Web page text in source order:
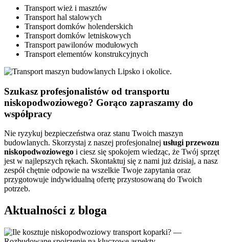
Transport wież i masztów
Transport hal stalowych
Transport domków holenderskich
Transport domków letniskowych
Transport pawilonów modułowych
Transport elementów konstrukcyjnych
Szukasz profesjonalistów od transportu
niskopodwoziowego? Gorąco zapraszamy do
współpracy
Nie ryzykuj bezpieczeństwa oraz stanu Twoich maszyn
budowlanych. Skorzystaj z naszej profesjonalnej usługi przewozu
niskopodwoziowego i ciesz się spokojem wiedząc, że Twój sprzęt
jest w najlepszych rękach. Skontaktuj się z nami już dzisiaj, a nasz
zespół chętnie odpowie na wszelkie Twoje zapytania oraz
przygotowuje indywidualną ofertę przystosowaną do Twoich
potrzeb.
Aktualności z bloga